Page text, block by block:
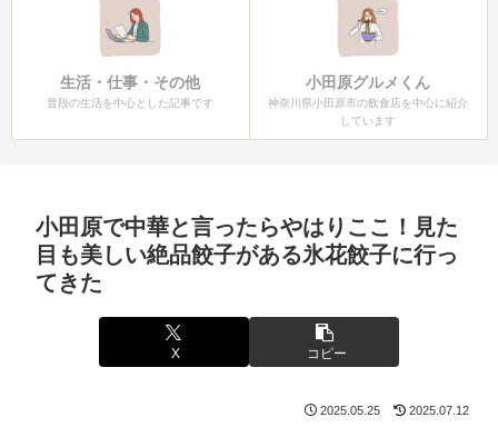
生活・仕事・その他
普段の生活を中心とした記事です
小田原グルメくん
神奈川県小田原市の飲食店を中心に紹介
しています
小田原で中華と言ったらやはりここ！見た
目も美しい絶品餃子がある氷花餃子に行っ
てきた
X コピー
2025.05.25 2025.07.12